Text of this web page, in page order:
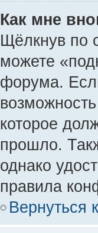
Как мне
Щёлкнув по
можете
форума.
которое
прошло.
однако
правила
Вернуться